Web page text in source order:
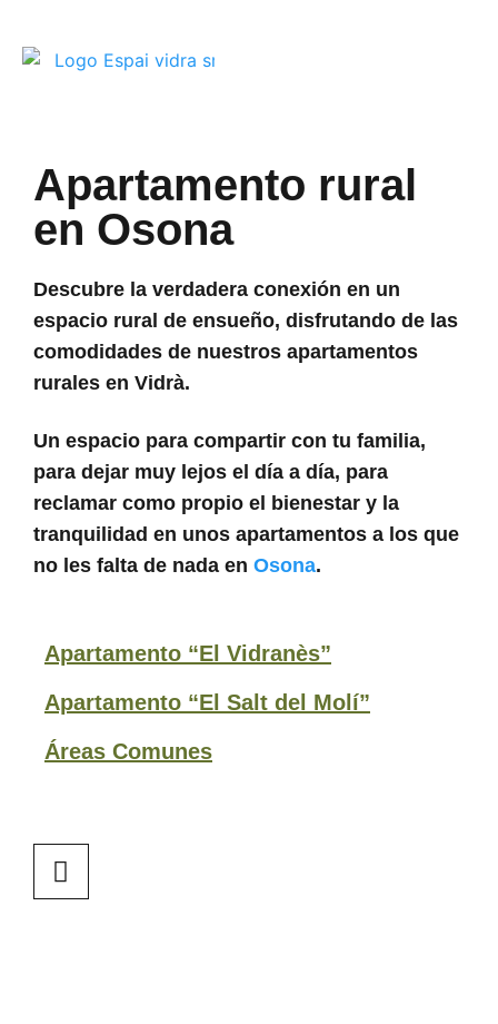
Apartamento rural
en Osona
Descubre la verdadera conexión en un
espacio rural de ensueño, disfrutando de las
comodidades de nuestros apartamentos
rurales en Vidrà.
Un espacio para compartir con tu familia,
para dejar muy lejos el día a día, para
reclamar como propio el bienestar y la
tranquilidad en unos apartamentos a los que
no les falta de nada en Osona.
Apartamento “El Vidranès”​
Apartamento “El Salt del Molí”​
Áreas Comunes